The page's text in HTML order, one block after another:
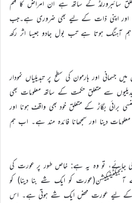
تعلق سائبرورلڈ کے ساتھ ہے ان امراض کا فہم
اور اپنی ذات کے لیے بھی ضروری ہے۔جب
ہوتا ہے تب بول جادو جیسا اثر رکھ
اور ہارمون کی سطح پر تبدیلیاں نمودار
سے متعلق حکمت کے ساتھ معلومات بھی
برائی بگاڑ کے متعلق خود بھی واقف ہونا اور
دینا اور سمجھانا فائدہ مند ہے۔ اب ہم
کی جائے، تو وہ یہ ہے: خاص طور پر عورت کی
کو ایک شے بنا دینا) کو
شخص کے لیے عورت محض ایک شے ہوتی ہے۔ اس